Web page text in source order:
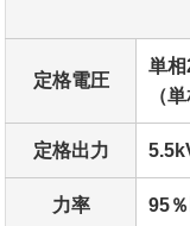
定格電圧
単
（
定格出力
力率 95